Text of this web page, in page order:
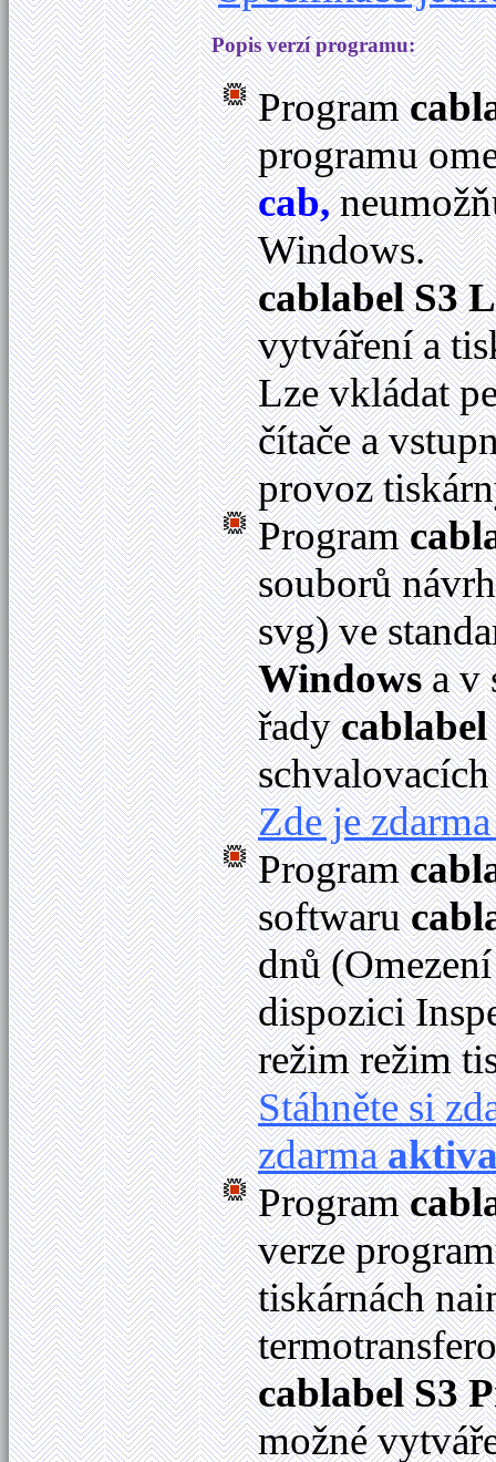
Popis verzí programu:
Program
programu
cab,
Windows.
cablabel S3
vytváření a
Lze vkládat
čítače a
provoz
Program
souborů
svg) ve
Windowsa v
řadycablabel
Zde je
Program
softwaru
dnů
dispozici
režim režim
Stáhněte si
zdarma
Program
verze
tiskárnách
cablabel S3
možné